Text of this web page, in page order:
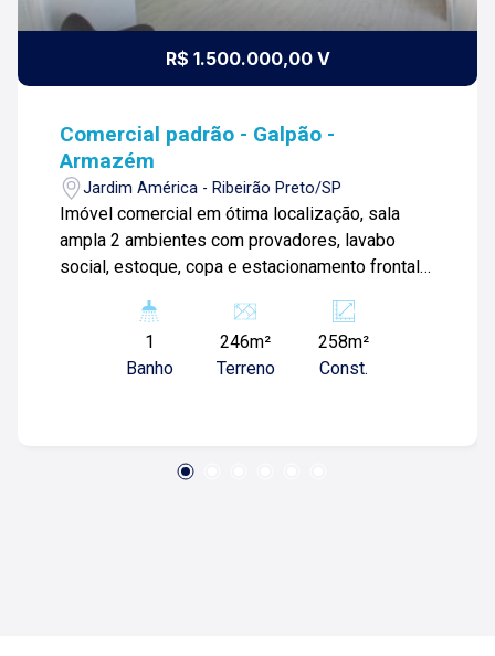
R$ 1.500.000,00 V
Comercial padrão - Galpão -
Armazém
Jardim América - Ribeirão Preto/SP
Imóvel comercial em ótima localização, sala
ampla 2 ambientes com provadores, lavabo
social, estoque, copa e estacionamento frontal
visita (1 6) 9 8 8 6 1 - 6 1 1 0
1
Banho
246m²
Terreno
258m²
Const.